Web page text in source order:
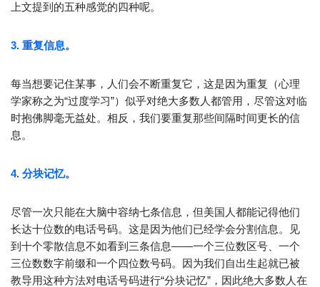
上文提到的五种感觉的四种呢。
3. 重复信息。
每当想要记住某事，人们会不断重复它，这是因为重复（心理
学家称之为“过度学习”）似乎对绝大多数人都管用，尽管这对临
时抱佛脚毫无益处。相反，我们要重复那些间隔时间更长的信
息。
4. 分块记忆。
尽管一次只能在大脑中容纳七条信息，但美国人都能记得他们
长达十位数的电话号码。这是因为他们已经学会分割信息。见
到十个零散信息不如看到三条信息——一个三位数区号、一个
三位数数字前缀和一个四位数号码。因为我们自出生起就已被
教导用这种方法对电话号码进行“分块记忆”，因此绝大多数人在